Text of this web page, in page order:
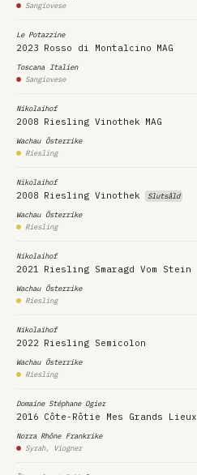
Sangiovese
Le Potazzine
2023 Rosso di Montalcino MAG
Toscana Italien
Sangiovese
Nikolaihof
2008 Riesling Vinothek MAG
Wachau
Österrike
Riesling
Nikolaihof
2008 Riesling Vinothek Slutsåld
Wachau
Österrike
Riesling
Nikolaihof
2021 Riesling Smaragd Vom Stein
Wachau
Österrike
Riesling
Nikolaihof
2022 Riesling Semicolon
Wachau
Österrike
Riesling
Domaine Stéphane Ogier
2016 Côte-Rôtie Mes Grands Lieux
Norra Rhône
Frankrike
Syrah, Viogner